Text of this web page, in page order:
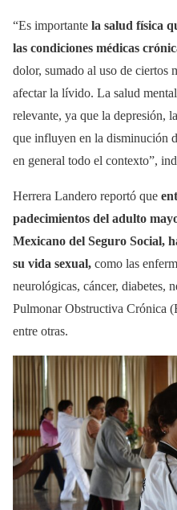
“Es importante la salud física
las condiciones médicas
dolor, sumado al uso de ciertos
afectar la lívido. La salud
relevante, ya que la depresión,
que influyen en la disminución
en general todo el contexto”,
Herrera Landero reportó que
padecimientos del adulto
Mexicano del Seguro Social,
su vida sexual, como las
neurológicas, cáncer, diabetes,
Pulmonar Obstructiva Crónica
entre otras.